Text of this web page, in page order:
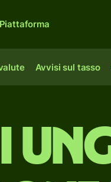
Avvisi sul tasso